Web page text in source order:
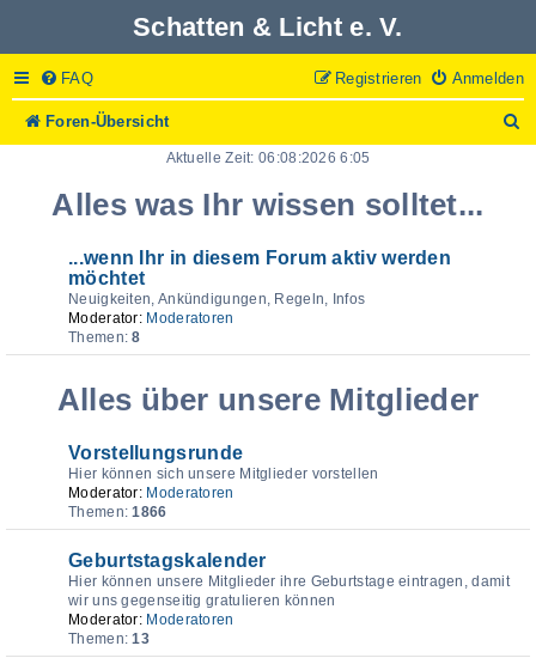
Schatten & Licht e. V.
FAQ Anmelden
Registrieren
Foren-Übersicht
u
Aktuelle Zeit: 06:08:2026 6:05
Alles was Ihr wissen solltet...
...wenn Ihr in diesem Forum aktiv werden
möchtet
Neuigkeiten, Ankündigungen, Regeln, Infos
Moderator: Moderatoren
Themen:8
Alles über unsere Mitglieder
Vorstellungsrunde
Hier können sich unsere Mitglieder vorstellen
Moderator: Moderatoren
Themen:1866
Geburtstagskalender
Hier können unsere Mitglieder ihre Geburtstage eintragen, damit
wir uns gegenseitig gratulieren können
Moderator: Moderatoren
Themen:13